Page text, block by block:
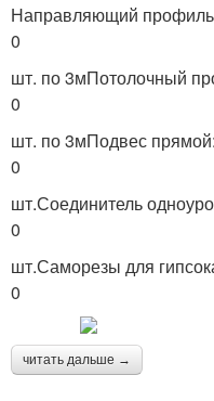
Направляющий профиль
0
шт. по 3мПотолочный
0
шт. по 3мПодвес прямой:
0
шт.Соединитель
0
шт.Саморезы для
0
читать дальше →